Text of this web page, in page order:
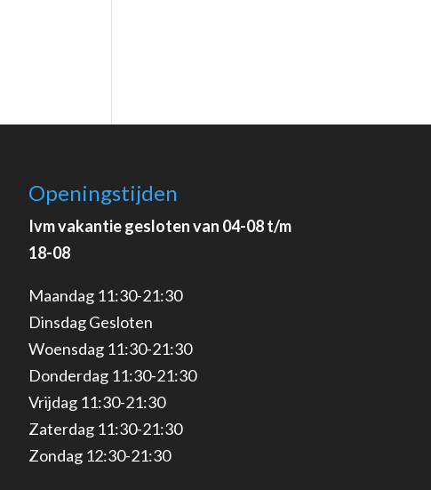
Openingstijden
Ivm vakantie gesloten van 04-08 t/m
18-08
Maandag 11:30-21:30
Dinsdag Gesloten
Woensdag 11:30-21:30
Donderdag 11:30-21:30
Vrijdag 11:30-21:30
Zaterdag 11:30-21:30
Zondag 12:30-21:30